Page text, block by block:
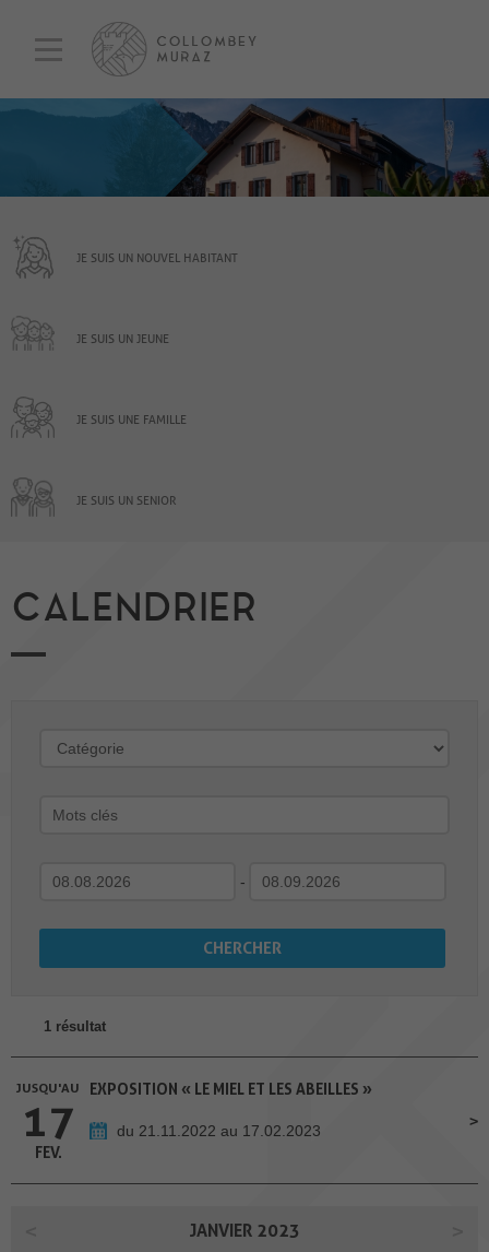
JE SUIS UN NOUVEL HABITANT
JE SUIS UN JEUNE
JE SUIS UNE FAMILLE
JE SUIS UN SENIOR
CALENDRIER
-
1 résultat
JUSQU'AU
17
FEV.
EXPOSITION « LE MIEL ET LES ABEILLES »
du 21.11.2022 au 17.02.2023
JANVIER 2023